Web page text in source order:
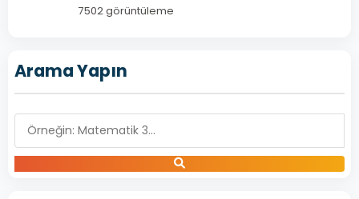
İngilizce
5
2019
Yılı
7502 görüntüleme
Arama Yapın